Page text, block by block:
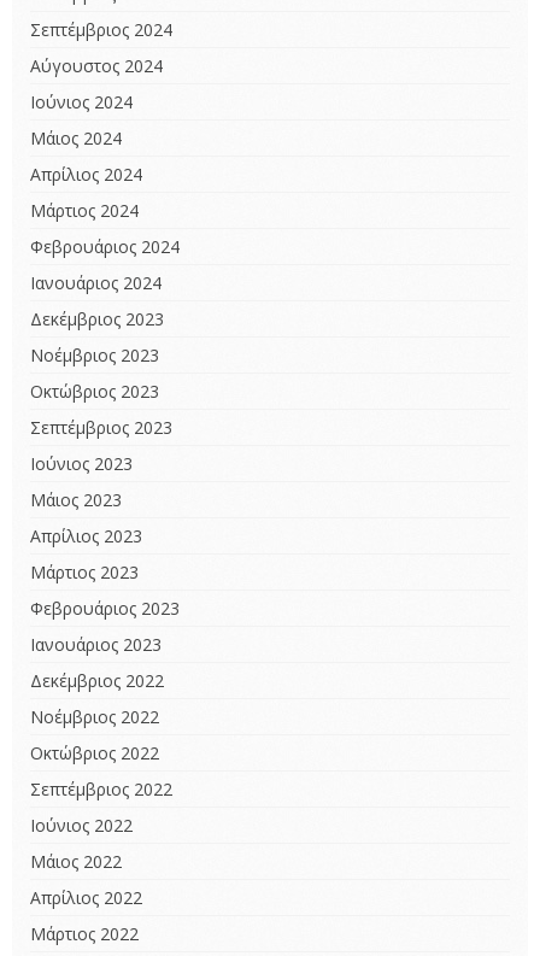
Σεπτέμβριος 2024
Αύγουστος 2024
Ιούνιος 2024
Μάιος 2024
Απρίλιος 2024
Μάρτιος 2024
Φεβρουάριος 2024
Ιανουάριος 2024
Δεκέμβριος 2023
Νοέμβριος 2023
Οκτώβριος 2023
Σεπτέμβριος 2023
Ιούνιος 2023
Μάιος 2023
Απρίλιος 2023
Μάρτιος 2023
Φεβρουάριος 2023
Ιανουάριος 2023
Δεκέμβριος 2022
Νοέμβριος 2022
Οκτώβριος 2022
Σεπτέμβριος 2022
Ιούνιος 2022
Μάιος 2022
Απρίλιος 2022
Μάρτιος 2022